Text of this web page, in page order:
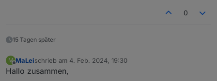
0
15 Tagen später
M
Offline
MaLeischrieb am 4. Feb. 2024, 19:30
zuletzt editiert von
Hallo zusammen,